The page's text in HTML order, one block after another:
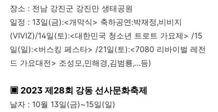
장소 : 전남 강진군 강진만 생태공원
일정 : 13일(금):<개막식> 축하공연:박재정,비비지
(VIVIZ)/14일(토):<대한민국 청소년 트로트 가요제> /15
일(일):<버스킹 페스타> /21일(토):<7080 리바이벌 레전
드 가요대전> 조성모,민해경,김범룡,...등)
▣ 2023 제28회 강동 선사문화축제
날자 : 10월 13일(금)~15일(일)